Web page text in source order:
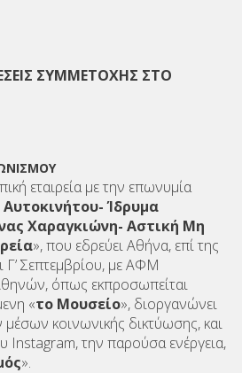
ΣΥΜΜΕΤΟΧΗΣ ΣΤΟ
εταιρεία με την επωνυμία
Ίδρυμα
Χαραγκιώνη- Αστική Μη
», που εδρεύει Αθήνα, επί της
Γ’ Σεπτεμβρίου, με ΑΦΜ
όπως εκπροσωπείται
«το Μουσείο», διοργανώνει
κοινωνικής δικτύωσης, και
Instagram, την παρούσα ενέργεια,
».